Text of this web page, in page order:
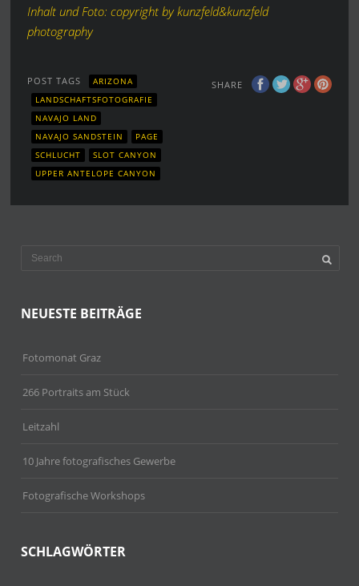
Inhalt und Foto: copyright by kunzfeld&kunzfeld
photography
SHARE
POST TAGS
ARIZONA
LANDSCHAFTSFOTOGRAFIE
NAVAJO LAND
NAVAJO SANDSTEIN
PAGE
SCHLUCHT
SLOT CANYON
UPPER ANTELOPE CANYON
NEUESTE BEITRÄGE
Fotomonat Graz
266 Portraits am Stück
Leitzahl
10 Jahre fotografisches Gewerbe
Fotografische Workshops
SCHLAGWÖRTER